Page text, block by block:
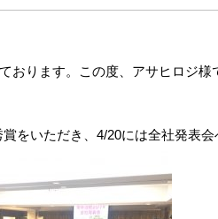
おります。この度、アサヒロジ様
をいただき、4/20には全社発表会